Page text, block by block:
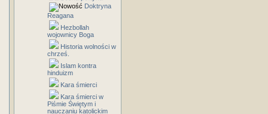
Doktryna
Reagana
Hezbollah
wojownicy Boga
Historia wolności w
chrześ.
Islam kontra
hinduizm
Kara śmierci
Kara śmierci w
Piśmie Świętym i
nauczaniu katolickim